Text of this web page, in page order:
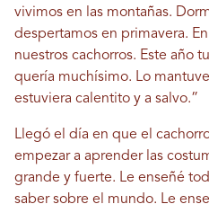
vivimos en las montañas.
despertamos en primavera.
nuestros cachorros. Este año
quería muchísimo. Lo
estuviera calentito y a salvo.”
Llegó el día en que el
empezar a aprender las
grande y fuerte. Le enseñé
saber sobre el mundo. Le